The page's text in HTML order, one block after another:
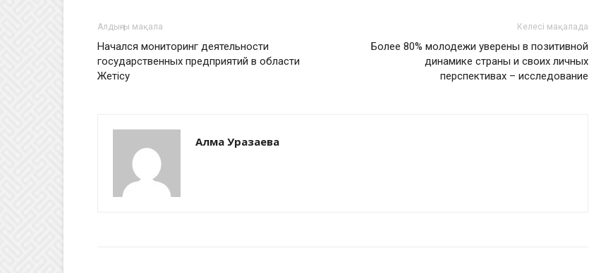
Алдыңғы мақала
Начался мониторинг деятельности
государственных предприятий в области
Жетісу
Келесі мақалада
Более 80% молодежи уверены в позитивной
динамике страны и своих личных
перспективах – исследование
Алма Уразаева